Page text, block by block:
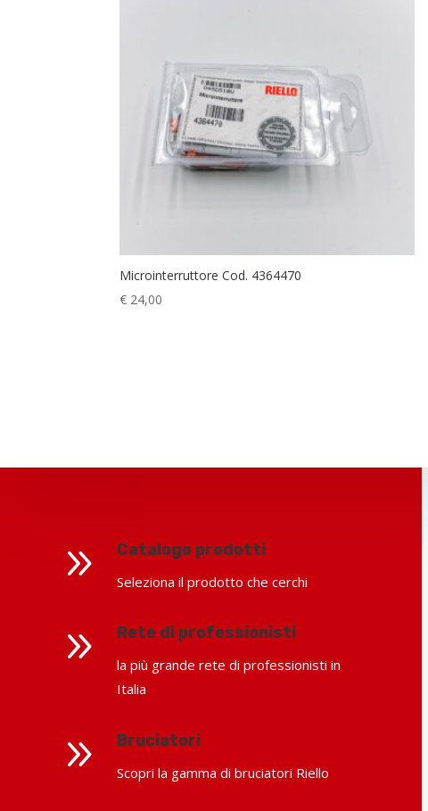
Microinterruttore Cod. 4364470
€ 24,00
9 Catalogo prodotti
Seleziona il prodotto che cerchi
9 Rete di professionisti
la più grande rete di professionisti in
Italia
9 Bruciatori
Scopri la gamma di bruciatori Riello